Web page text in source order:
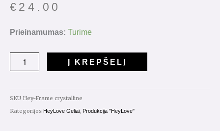
€ 24.00
Prieinamumas: Turime
produkto
Frame
Crystalline
30ml.
Į KREPŠELĮ
SKU Hey-Frame crystalline
Kategorijos HeyLove Geliai, Produkcija "HeyLove"